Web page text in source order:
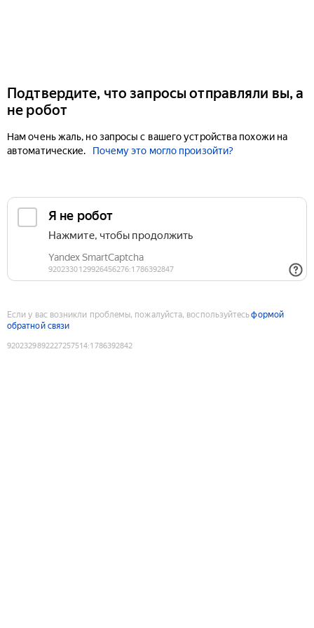
Подтвердите, что запросы отправляли вы, а
не робот
Нам очень жаль, но запросы с вашего устройства похожи на
автоматические.
Почему это могло произойти?
Если у вас возникли проблемы, пожалуйста, воспользуйтесьформой
обратной связи
9202329892227257514:1786392842